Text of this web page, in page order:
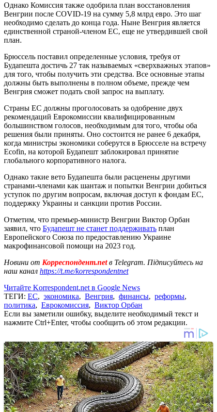
Однако Комиссия также одобрила план восстановления
Венгрии после COVID-19 на сумму 5,8 млрд евро. Это шаг
необходимо сделать до конца года. Ныне Венгрия является
единственной страной-членом ЕС, еще не утвердившей свой
план.
Брюссель поставил определенные условия, требуя от
Будапешта достичь 27 так называемых «сверхважных этапов»
для того, чтобы получить эти средства. Все основные этапы
должны быть выполнены в полном объеме, прежде чем
Венгрия сможет подать свой запрос на выплату.
Страны ЕС должны проголосовать за одобрение двух
рекомендаций Еврокомиссии квалифицированным
большинством голосов, необходимым для того, чтобы оба
решения были приняты. Оно состоится не ранее 6 декабря,
когда министры экономики соберутся в Брюсселе на встречу
Ecofin, на которой Будапешт заблокировал принятие
глобального корпоративного налога.
Однако такие вето Будапешта были расценены другими
странами-членами как шантаж и попытки Венгрии добиться
уступок по другим вопросам, включая доступ к фондам ЕС,
поддержку Украины и санкции против России.
Отметим, что премьер-министр Венгрии Виктор Орбан
заявил, что Будапешт не станет поддерживать план
Европейского Союза по предоставлению Украине
макрофинансовой помощи на 2023 год.
Новини от Корреспондент.netв Telegram. Підписуйтесь на
наш канал https://t.me/korrespondentnet
Читайте Korrespondent.net в Google News
ТЕГИ: ЕС, экономика, Венгрия, финансы, реформы,
политика, Еврокомиссия, Виктор Орбан
Если вы заметили ошибку, выделите необходимый текст и
нажмите Ctrl+Enter, чтобы сообщить об этом редакции.